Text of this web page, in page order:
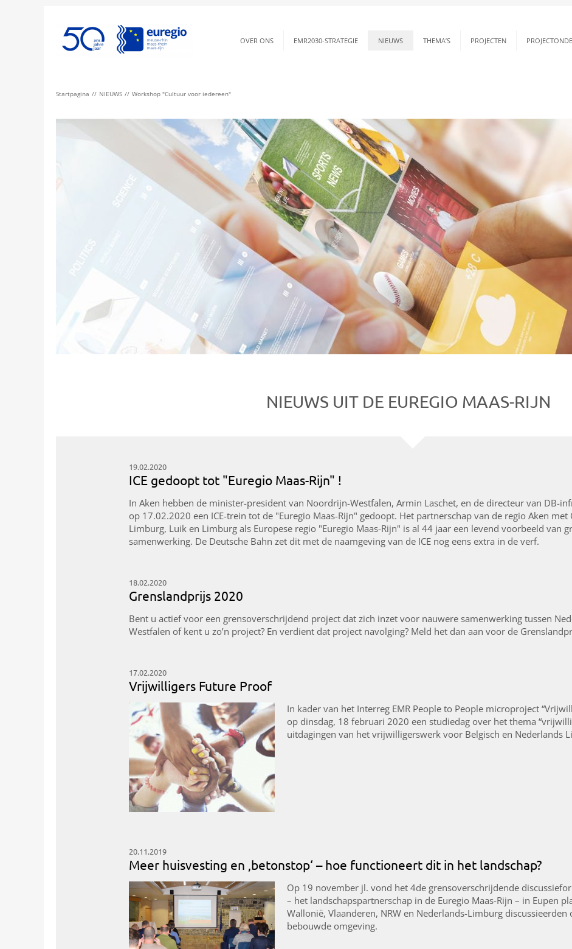
OVER ONS EMR2030-STRATEGIE NIEUWS THEMA’S PROJECTEN
Startpagina NIEUWS Workshop "Cultuur voor iedereen"
NIEUWS UIT DE EUREGIO MAAS-RIJN
19.02.2020
ICE gedoopt tot "Euregio Maas-Rijn" !
In Aken hebben de minister-president van Noordrijn-Westfalen, Armin Laschet, en de directeur van DB-
op 17.02.2020 een ICE-trein tot de "Euregio Maas-Rijn" gedoopt. Het partnerschap van de regio Aken
Limburg, Luik en Limburg als Europese regio "Euregio Maas-Rijn" is al 44 jaar een levend voorbeeld van
samenwerking. De Deutsche Bahn zet dit met de naamgeving van de ICE nog eens extra in de verf.
18.02.2020
Grenslandprijs 2020
Bent u actief voor een grensoverschrijdend project dat zich inzet voor nauwere samenwerking tussen
Westfalen of kent u zo’n project? En verdient dat project navolging? Meld het dan aan voor de
17.02.2020
Vrijwilligers Future Proof
In kader van het Interreg EMR People to People microproject
op dinsdag, 18 februari 2020 een studiedag over het thema
uitdagingen van het vrijwilligerswerk voor Belgisch en Nederlands
20.11.2019
Meer huisvesting en ‚betonstop‘ – hoe functioneert dit in het landschap?
Op 19 november jl. vond het 4de grensoverschrijdende
– het landschapspartnerschap in de Euregio Maas-Rijn – in Eupen
Wallonië, Vlaanderen, NRW en Nederlands-Limburg
bebouwde omgeving.